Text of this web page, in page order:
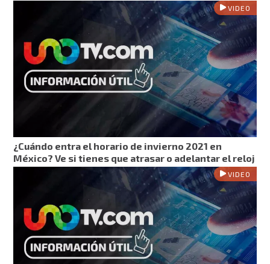
VIDEO
¿Cuándo entra el horario de invierno 2021 en
México? Ve si tienes que atrasar o adelantar el reloj
VIDEO